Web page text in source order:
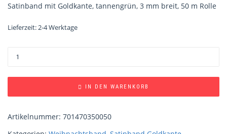
Satinband mit Goldkante, tannengrün, 3 mm breit, 50 m Rolle
Lieferzeit:2-4 Werktage
IN DEN WARENKORB
Artikelnummer: 701470350050